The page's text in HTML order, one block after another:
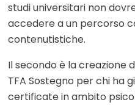
studi universitari non
accedere a un percorso
contenutistiche.
Il secondo è la creazione
TFA Sostegno per chi ha
certificate in ambito